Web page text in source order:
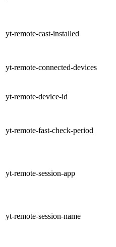
yt-remote-cast-installed
yt-remote-connected-devices
yt-remote-device-id
yt-remote-fast-check-period
yt-remote-session-app
yt-remote-session-name